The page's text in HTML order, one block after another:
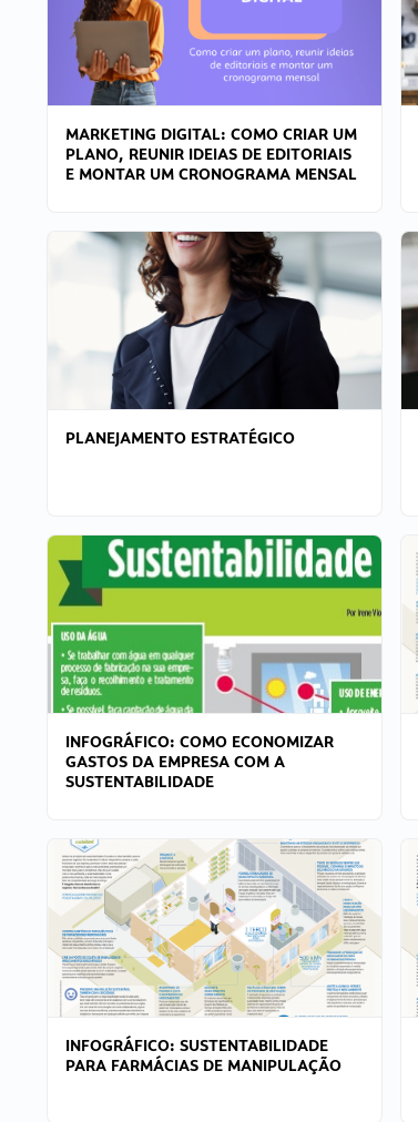
MARKETING DIGITAL: COMO CRIAR UM
PLANO, REUNIR IDEIAS DE EDITORIAIS
E MONTAR UM CRONOGRAMA MENSAL
PLANEJAMENTO ESTRATÉGICO
INFOGRÁFICO: COMO ECONOMIZAR
GASTOS DA EMPRESA COM A
SUSTENTABILIDADE
INFOGRÁFICO: SUSTENTABILIDADE
PARA FARMÁCIAS DE MANIPULAÇÃO